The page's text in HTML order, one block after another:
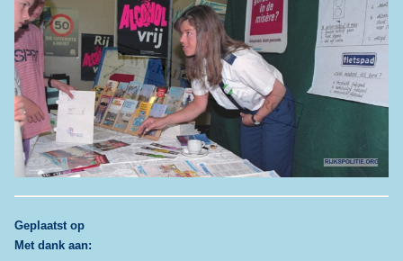
Geplaatst op
Met dank aan: